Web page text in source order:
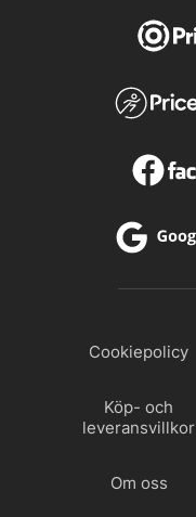
Cookiepolicy
Köp- och
leveransvillkor
Om oss